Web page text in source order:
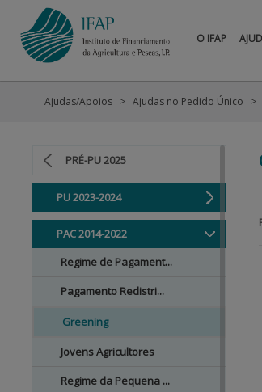
O IFAP
PRÉ-PU 2025
PU 2023-2024
PAC 2014-2022
Regime de Pagament...
Pagamento Redistri...
Greening
Jovens Agricultores
Regime da Pequena ...
Ajudas/Apoios Ajudas no Pedido Único